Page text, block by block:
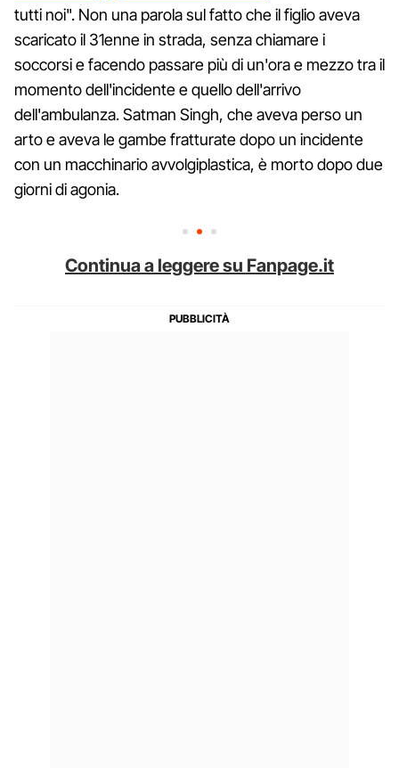
tutti noi". Non una parola sul fatto che il figlio aveva
scaricato il 31enne in strada, senza chiamare i
soccorsi e facendo passare più di un'ora e mezzo tra il
momento dell'incidente e quello dell'arrivo
dell'ambulanza. Satman Singh, che aveva perso un
arto e aveva le gambe fratturate dopo un incidente
con un macchinario avvolgiplastica, è morto dopo due
giorni di agonia.
Continua a leggere su Fanpage.it